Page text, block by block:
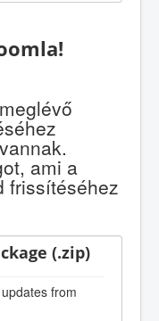
ami a
frissítéséhez
(.zip)
from